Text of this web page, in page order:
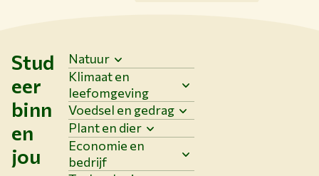
Stud
eer
binn
en
jou
Natuur
Klimaat en
leefomgeving
Voedsel en gedrag
Plant en dier
Economie en
bedrijf